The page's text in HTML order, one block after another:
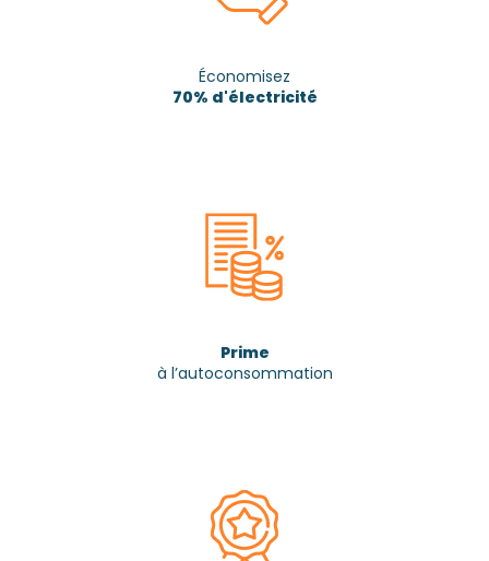
Économisez
70% d'électricité
Prime
à l’autoconsommation